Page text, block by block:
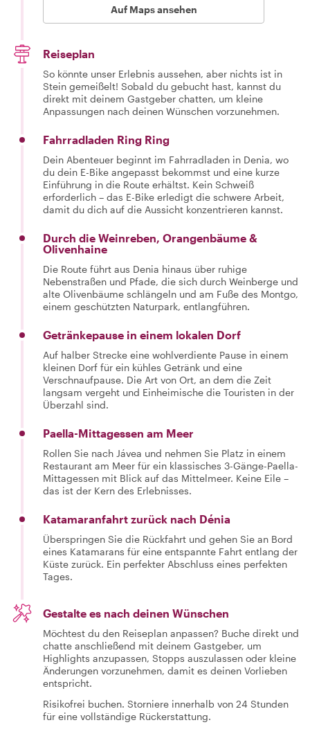
Auf Maps ansehen
Reiseplan
So könnte unser Erlebnis aussehen, aber nichts ist in
Stein gemeißelt! Sobald du gebucht hast, kannst du
direkt mit deinem Gastgeber chatten, um kleine
Anpassungen nach deinen Wünschen vorzunehmen.
Fahrradladen Ring Ring
Dein Abenteuer beginnt im Fahrradladen in Denia, wo
du dein E-Bike angepasst bekommst und eine kurze
Einführung in die Route erhältst. Kein Schweiß
erforderlich – das E-Bike erledigt die schwere Arbeit,
damit du dich auf die Aussicht konzentrieren kannst.
Durch die Weinreben, Orangenbäume &
Olivenhaine
Die Route führt aus Denia hinaus über ruhige
Nebenstraßen und Pfade, die sich durch Weinberge und
alte Olivenbäume schlängeln und am Fuße des Montgo,
einem geschützten Naturpark, entlangführen.
Getränkepause in einem lokalen Dorf
Auf halber Strecke eine wohlverdiente Pause in einem
kleinen Dorf für ein kühles Getränk und eine
Verschnaufpause. Die Art von Ort, an dem die Zeit
langsam vergeht und Einheimische die Touristen in der
Überzahl sind.
Paella-Mittagessen am Meer
Rollen Sie nach Jávea und nehmen Sie Platz in einem
Restaurant am Meer für ein klassisches 3-Gänge-Paella-
Mittagessen mit Blick auf das Mittelmeer. Keine Eile –
das ist der Kern des Erlebnisses.
Katamaranfahrt zurück nach Dénia
Überspringen Sie die Rückfahrt und gehen Sie an Bord
eines Katamarans für eine entspannte Fahrt entlang der
Küste zurück. Ein perfekter Abschluss eines perfekten
Tages.
Gestalte es nach deinen Wünschen
Möchtest du den Reiseplan anpassen? Buche direkt und
chatte anschließend mit deinem Gastgeber, um
Highlights anzupassen, Stopps auszulassen oder kleine
Änderungen vorzunehmen, damit es deinen Vorlieben
entspricht.
Risikofrei buchen. Storniere innerhalb von 24 Stunden
für eine vollständige Rückerstattung.